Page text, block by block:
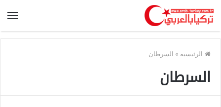
الرئيسية » السرطان
السرطان